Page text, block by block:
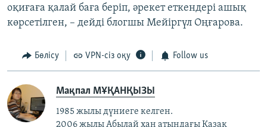
оқиғаға қалай баға беріп, әрекет еткендері ашық
көрсетілген, – дейді блогшы Мейіргүл Оңғарова.
Бөлісу VPN-сіз оқу Follow us
Мақпал МҰҚАНҚЫЗЫ
1985 жылы дүниеге келген.
2006 жылы Абылай хан атындағы Қазақ